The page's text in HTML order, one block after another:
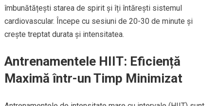
îmbunătățești starea de spirit și îți întărești sistemul
cardiovascular. Începe cu sesiuni de 20-30 de minute și
crește treptat durata și intensitatea.
Antrenamentele HIIT: Eficiență
Maximă într-un Timp Minimizat